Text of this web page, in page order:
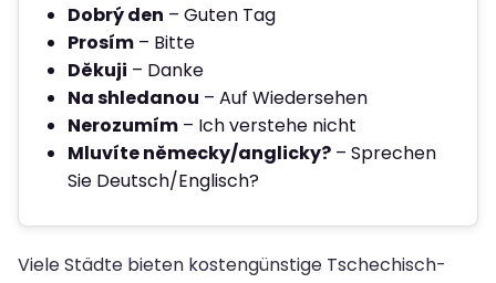
Dobrý den – Guten Tag
Prosím – Bitte
Děkuji – Danke
Na shledanou – Auf Wiedersehen
Nerozumím – Ich verstehe nicht
Mluvíte německy/anglicky? – Sprechen
Sie Deutsch/Englisch?
Viele Städte bieten kostengünstige Tschechisch-